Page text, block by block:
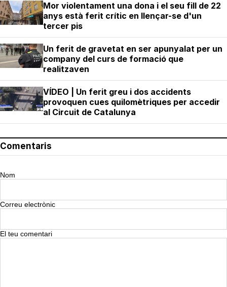
Mor violentament una dona i el seu fill de 22
anys està ferit crític en llençar-se d'un
tercer pis
Un ferit de gravetat en ser apunyalat per un
company del curs de formació que
realitzaven
VÍDEO | Un ferit greu i dos accidents
provoquen cues quilomètriques per accedir
al Circuit de Catalunya
Comentaris
Nom
Correu electrònic
El teu comentari